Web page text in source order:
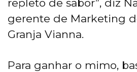
repleto de sabor”, diz
gerente de Marketing
Granja Vianna.
Para ganhar o mimo,